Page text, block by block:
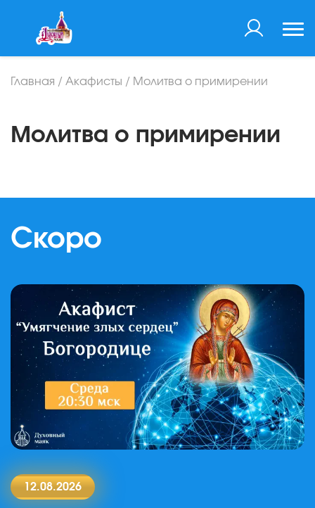
Главная / Акафисты / Молитва о примирении
Молитва о примирении
Скоро
12.08.2026